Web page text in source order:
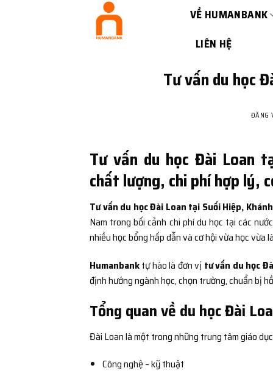
VỀ HUMANBANK
LIÊN HỆ
Tư vấn du học
ĐĂNG
Tư vấn du học Đài Loan
chất lượng, chi phí hợp lý,
Tư vấn du học Đài Loan tại Suối Hiệp,
Nam trong bối cảnh chi phí du học tại các
nhiều học bổng hấp dẫn và cơ hội vừa học vừa
Humanbanktự hào là đơn vị tư vấn du học
định hướng ngành học, chọn trường, chuẩn bị
Tổng quan về du học Đài
Đài Loan là một trong những trung tâm giáo
Công nghệ – kỹ thuật